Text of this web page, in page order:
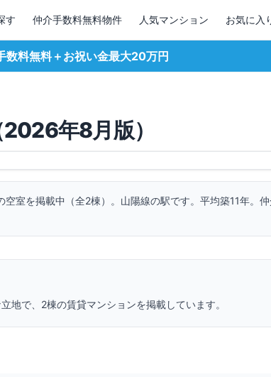
す 仲介手数料無料物件 人気マンション お気に入
数料無料＋お祝い金最大20万円
2026年8月版）
空室を掲載中（全2棟）。 山陽線の駅です。 平均築11年。
地で、 2棟の賃貸マンションを掲載しています。